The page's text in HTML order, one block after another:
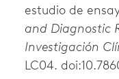
estudio de
and Diagnostic
Investigación
LC04.